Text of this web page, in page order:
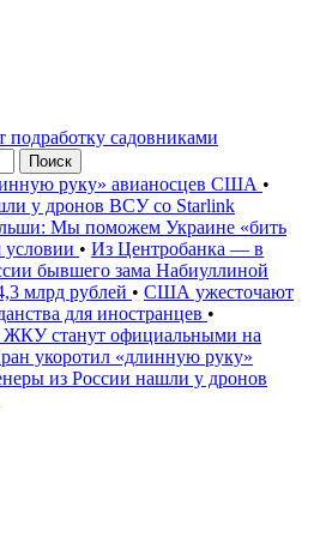
садовниками
Поиск
руку» авианосцев США •
у дронов ВСУ со Starlink
Мы поможем Украине «бить
• Из Центробанка — в
бывшего зама Набиуллиной
млрд рублей • США ужесточают
для иностранцев •
ЖКУ станут официальными на
укоротил «длинную руку»
из России нашли у дронов